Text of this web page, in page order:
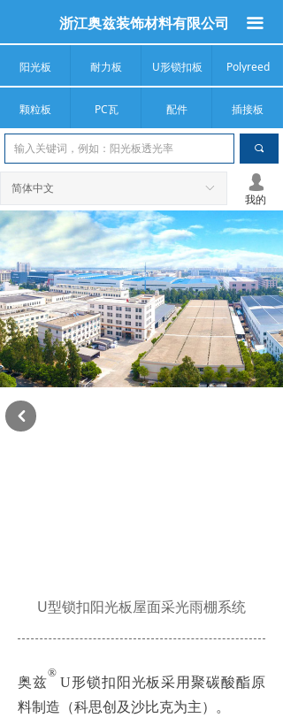
浙江奥兹装饰材料有限公司 끀
끠
阳光板 耐力板 U形锁扣板 Polyreed
颗粒板 PC瓦 配件 插接板
넙
我的
ꀅ
简体中文
U型锁扣阳光板屋面采光雨棚系统
奥兹
®
U形锁扣阳光板采用聚碳酸酯原
料制造（科思创及沙比克为主）。
낒